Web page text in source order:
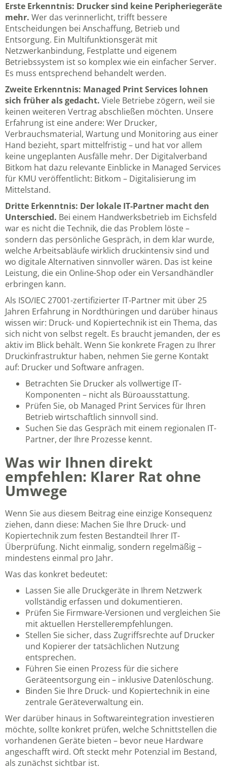
Erste Erkenntnis: Drucker sind keine Peripheriegeräte
mehr. Wer das verinnerlicht, trifft bessere
Entscheidungen bei Anschaffung, Betrieb und
Entsorgung. Ein Multifunktionsgerät mit
Netzwerkanbindung, Festplatte und eigenem
Betriebssystem ist so komplex wie ein einfacher Server.
Es muss entsprechend behandelt werden.
Zweite Erkenntnis: Managed Print Services lohnen
sich früher als gedacht. Viele Betriebe zögern, weil sie
keinen weiteren Vertrag abschließen möchten. Unsere
Erfahrung ist eine andere: Wer Drucker,
Verbrauchsmaterial, Wartung und Monitoring aus einer
Hand bezieht, spart mittelfristig – und hat vor allem
keine ungeplanten Ausfälle mehr. Der Digitalverband
Bitkom hat dazu relevante Einblicke in Managed Services
für KMU veröffentlicht: Bitkom – Digitalisierung im
Mittelstand.
Dritte Erkenntnis: Der lokale IT-Partner macht den
Unterschied. Bei einem Handwerksbetrieb im Eichsfeld
war es nicht die Technik, die das Problem löste –
sondern das persönliche Gespräch, in dem klar wurde,
welche Arbeitsabläufe wirklich druckintensiv sind und
wo digitale Alternativen sinnvoller wären. Das ist keine
Leistung, die ein Online-Shop oder ein Versandhändler
erbringen kann.
Als ISO/IEC 27001-zertifizierter IT-Partner mit über 25
Jahren Erfahrung in Nordthüringen und darüber hinaus
wissen wir: Druck- und Kopiertechnik ist ein Thema, das
sich nicht von selbst regelt. Es braucht jemanden, der es
aktiv im Blick behält. Wenn Sie konkrete Fragen zu Ihrer
Druckinfrastruktur haben, nehmen Sie gerne Kontakt
auf: Drucker und Software anfragen.
Betrachten Sie Drucker als vollwertige IT-
Komponenten – nicht als Büroausstattung.
Prüfen Sie, ob Managed Print Services für Ihren
Betrieb wirtschaftlich sinnvoll sind.
Suchen Sie das Gespräch mit einem regionalen IT-
Partner, der Ihre Prozesse kennt.
Was wir Ihnen direkt
empfehlen: Klarer Rat ohne
Umwege
Wenn Sie aus diesem Beitrag eine einzige Konsequenz
ziehen, dann diese: Machen Sie Ihre Druck- und
Kopiertechnik zum festen Bestandteil Ihrer IT-
Überprüfung. Nicht einmalig, sondern regelmäßig –
mindestens einmal pro Jahr.
Was das konkret bedeutet:
Lassen Sie alle Druckgeräte in Ihrem Netzwerk
vollständig erfassen und dokumentieren.
Prüfen Sie Firmware-Versionen und vergleichen Sie
mit aktuellen Herstellerempfehlungen.
Stellen Sie sicher, dass Zugriffsrechte auf Drucker
und Kopierer der tatsächlichen Nutzung
entsprechen.
Führen Sie einen Prozess für die sichere
Geräteentsorgung ein – inklusive Datenlöschung.
Binden Sie Ihre Druck- und Kopiertechnik in eine
zentrale Geräteverwaltung ein.
Wer darüber hinaus in Softwareintegration investieren
möchte, sollte konkret prüfen, welche Schnittstellen die
vorhandenen Geräte bieten – bevor neue Hardware
angeschafft wird. Oft steckt mehr Potenzial im Bestand,
als zunächst sichtbar ist.